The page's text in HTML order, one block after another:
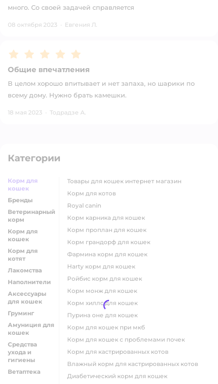
много. Со своей задачей справляется
08 октября 2023 · Евгения Л.
Рейтинг:5
Общие впечатления
В целом хорошо впитывает и нет запаха, но шарики по
всему дому. Нужно брать камешки.
18 мая 2023 · Тодрадзе А.
Категории
Корм для
кошек
Бренды
Ветеринарный
корм
Корм для
кошек
Корм для
котят
Лакомства
Наполнители
Аксессуары
для кошек
Груминг
Амуниция для
кошек
Средства
ухода и
гигиены
Ветаптека
товары для кошек интернет магазин
корм для котов
royal canin
корм карника для кошек
корм проплан для кошек
корм грандорф для кошек
фармина корм для кошек
harty корм для кошек
ройбис корм для кошек
корм монж для кошек
корм хиллс для кошек
пурина оне для кошек
корм для кошек при мкб
корм для кошек с проблемами почек
Корм для кастрированных котов
влажный корм для кастрированных котов
диабетический корм для кошек